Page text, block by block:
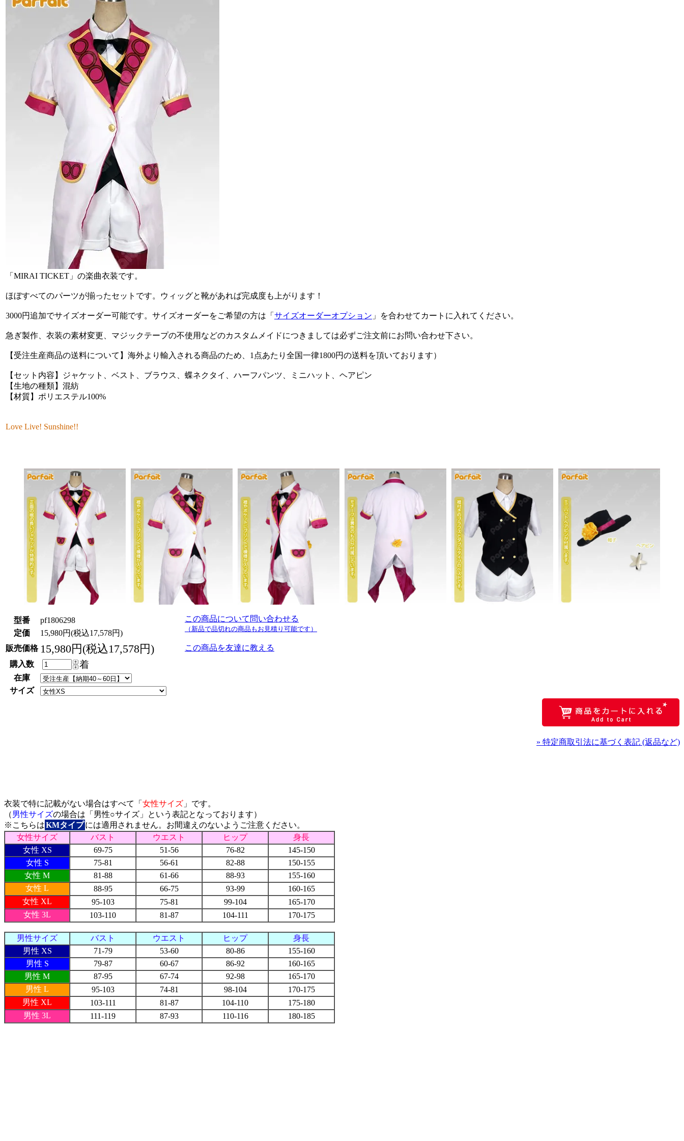
「MIRAI TICKET」の楽曲衣装です。
ほぼすべてのパーツが揃ったセットです。ウィッグと靴があれば完成度も上がります！
3000円追加でサイズオーダー可能です。サイズオーダーをご希望の方は「 サイズオーダーオプション 」を合わせてカートに入れてください。
急ぎ製作、衣装の素材変更、マジックテープの不使用などのカスタムメイドにつきましては必ずご注文前にお問い合わせ下さい。
【受注生産商品の送料について】海外より輸入される商品のため、1点あたり全国一律1800円の送料を頂いております）
【セット内容】ジャケット、ベスト、ブラウス、蝶ネクタイ、ハーフパンツ、ミニハット、ヘアピン
【生地の種類】混紡
【材質】ポリエステル100%
Love Live! Sunshine!!
型番
pf1806298
定価
15,980円(税込17,578円)
販売価格 15,980円(税込17,578円)
購入数 着
在庫
サイズ
この商品について問い合わせる
（新品で品切れの商品もお見積り可能です）
この商品を友達に教える
» 特定商取引法に基づく表記 (返品など)
衣装で特に記載がない場合はすべて「 女性サイズ 」です。
（男性サイズの場合は「男性○サイズ」という表記となっております）
※こちらはKMタイプには適用されません。お間違えのないようご注意ください。
女性サイズ
バスト ウエスト ヒップ
身長
女性 XS
69-75 51-56 76-82
145-150
女性 S
75-81 56-61 82-88
150-155
女性 M
81-88 61-66 88-93
155-160
女性 L
88-95 66-75 93-99
160-165
女性 XL
95-103 75-81 99-104
165-170
女性 3L
103-110 81-87 104-111 170-175
男性サイズ バスト ウエスト ヒップ
身長
男性 XS
71-79 53-60 80-86
155-160
男性 S
79-87 60-67 86-92
160-165
男性 M
87-95 67-74 92-98
165-170
男性 L
95-103 74-81 98-104
170-175
男性 XL
103-111 81-87 104-110
175-180
男性 3L
111-119 87-93 110-116 180-185